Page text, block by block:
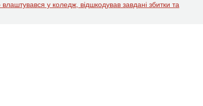
у коледж, відшкодував завдані збитки та